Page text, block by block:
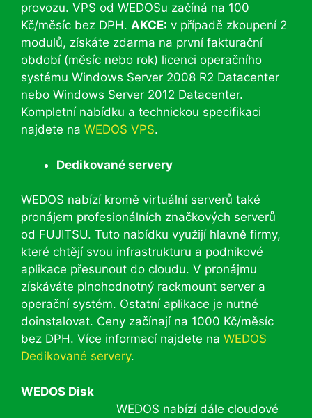
provozu. VPS od WEDOSu začíná na 100
Kč/měsíc bez DPH. AKCE: v případě zkoupení 2
modulů, získáte zdarma na první fakturační
období (měsíc nebo rok) licenci operačního
systému Windows Server 2008 R2 Datacenter
nebo Windows Server 2012 Datacenter.
Kompletní nabídku a technickou specifikaci
najdete na WEDOS VPS.
Dedikované servery
WEDOS nabízí kromě virtuální serverů také
pronájem profesionálních značkových serverů
od FUJITSU. Tuto nabídku využijí hlavně firmy,
které chtějí svou infrastrukturu a podnikové
aplikace přesunout do cloudu. V pronájmu
získáváte plnohodnotný rackmount server a
operační systém. Ostatní aplikace je nutné
doinstalovat. Ceny začínají na 1000 Kč/měsíc
bez DPH. Více informací najdete na WEDOS
Dedikované servery.
WEDOS Disk
WEDOS nabízí dále cloudové